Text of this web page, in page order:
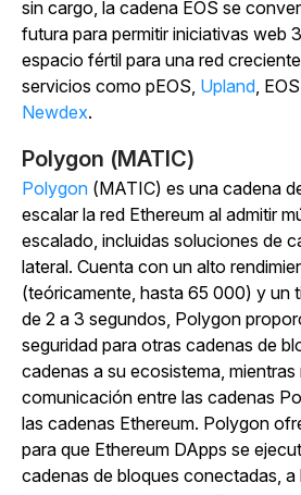
sin cargo, la cadena EOS se
futura para permitir iniciativas web
espacio fértil para una red
servicios como pEOS, Upland,
Newdex.
Polygon (MATIC)
Polygon (MATIC) es una cadena
escalar la red Ethereum al admitir
escalado, incluidas soluciones de
lateral. Cuenta con un alto
(teóricamente, hasta 65 000) y un
de 2 a 3 segundos, Polygon
seguridad para otras cadenas de
cadenas a su ecosistema, mientras
comunicación entre las cadenas
las cadenas Ethereum. Polygon
para que Ethereum DApps se
cadenas de bloques conectadas,